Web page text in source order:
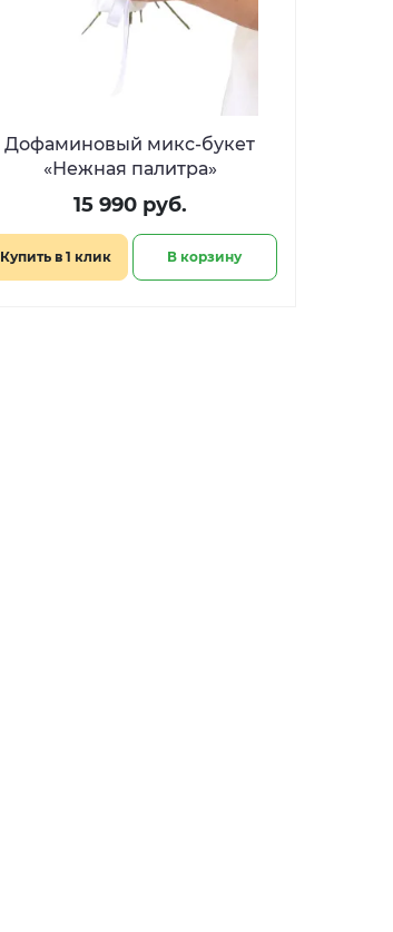
Дофаминовый микс-букет
«Нежная палитра»
15 990 руб.
Купить в 1 клик В корзину